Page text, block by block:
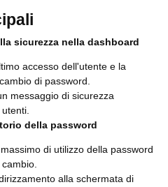
sicurezza nella dashboard
accesso dell'utente e la
di password.
messaggio di sicurezza
della password
di utilizzo della password
alla schermata di